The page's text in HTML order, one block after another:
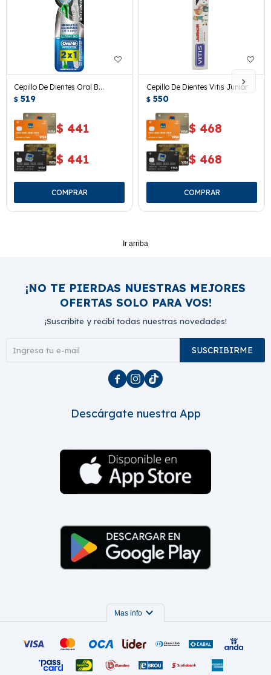
Cepillo De Dientes Oral B
Ultrafino Suave 2x1
$ 519
$ 441
$ 441
Cepillo De Dientes Vitis Junior
$ 550
$ 468
$ 468
Ir arriba
¡NO TE PIERDAS NUESTRAS MEJORES
OFERTAS SOLO PARA VOS!
¡Suscribite y recibí todas nuestras novedades!
SUSCRIBIRME
  
Descárgate nuestra App
Mas info expand_more